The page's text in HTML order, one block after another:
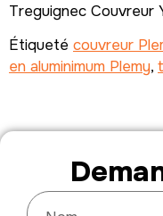
Treguignec Couvreur
Étiqueté couvreur
en aluminimum Plemy,